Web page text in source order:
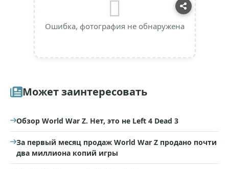
Ошибка, фотография не обнаружена
Может заинтересовать
Обзор World War Z. Нет, это не Left 4 Dead 3
За первый месяц продаж World War Z продано почти
два миллиона копий игры